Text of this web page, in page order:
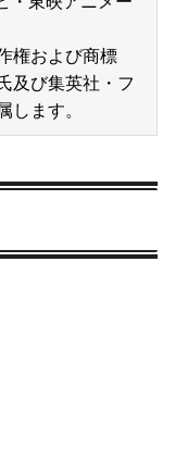
権および商標
及び集英社・フ
します。